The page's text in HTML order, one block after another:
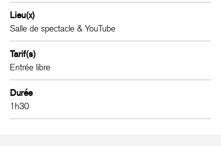
Lieu(x)
Salle de spectacle & YouTube
Tarif(s)
Entrée libre
Durée
1h30